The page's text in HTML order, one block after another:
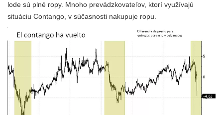
lode sú plné ropy. Mnoho prevádzkovateľov, ktorí využívajú
situáciu Contango, v súčasnosti nakupuje ropu.